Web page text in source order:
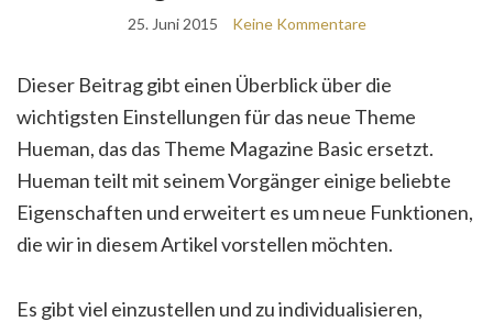
25. Juni 2015 Keine Kommentare
Dieser Beitrag gibt einen Überblick über die
wichtigsten Einstellungen für das neue Theme
Hueman, das das Theme Magazine Basic ersetzt.
Hueman teilt mit seinem Vorgänger einige beliebte
Eigenschaften und erweitert es um neue Funktionen,
die wir in diesem Artikel vorstellen möchten.
Es gibt viel einzustellen und zu individualisieren,